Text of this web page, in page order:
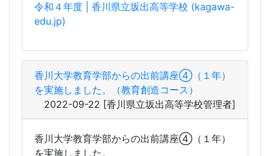
香川大学教育学部からの出前講座④（１年）
2022-09-22[香川県立坂出高等学校管理者]
香川大学教育学部からの出前講座④（１年）
を実施しました。
下記リンクをクリックしてください。
令和４年度 | 香川県立坂出高等学校 (kagawa-
edu.jp)